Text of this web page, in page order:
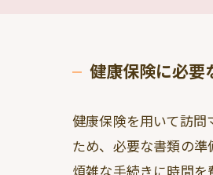
健康保険に必要
健康保険を用いて訪問
ため、必要な書類の